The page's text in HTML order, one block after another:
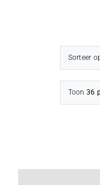
CONTACT
Sorteer
Toon 36